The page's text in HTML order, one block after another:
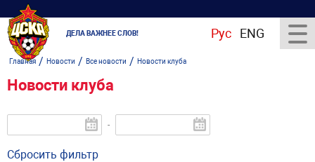
ДЕЛА ВАЖНЕЕ СЛОВ! Рус ENG
Главная/ Новости / Все новости / Новости клуба
Новости клуба
-
Сбросить фильтр